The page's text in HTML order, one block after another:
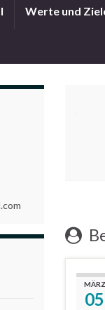
Werte und
MÄRZ
05